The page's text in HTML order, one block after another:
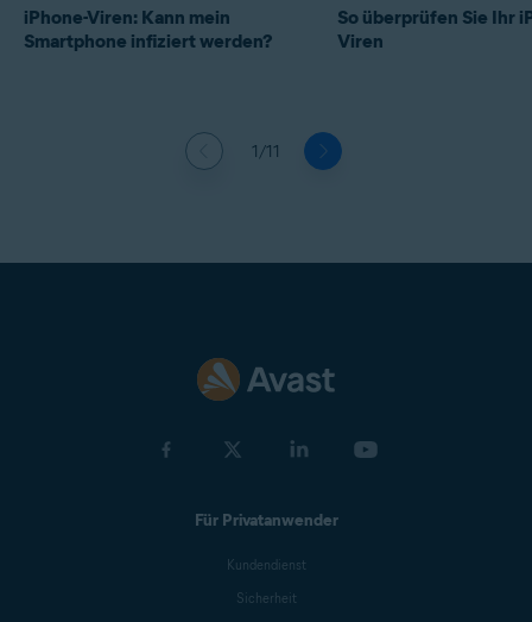
1/11
iPhone-Viren: Kann mein
Smartphone infiziert werden?
So überprüfen Sie Ihr
Viren
Für Privatanwender
Kundendienst
Sicherheit